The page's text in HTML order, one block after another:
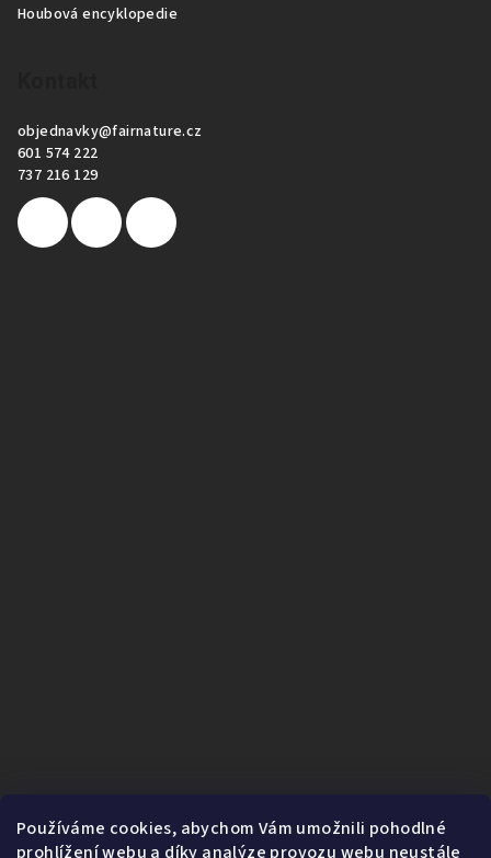
Používáme cookies, abychom Vám umožnili pohodlné
prohlížení webu a díky analýze provozu webu neustále
Houbová encyklopedie
objednavky@fairnature.cz
601 574 222
737 216 129